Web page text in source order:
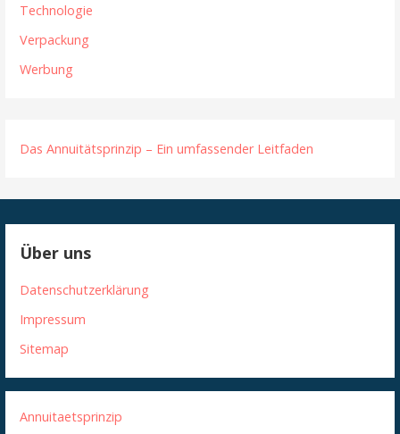
Technologie
Verpackung
Werbung
Das Annuitätsprinzip – Ein umfassender Leitfaden
Über uns
Datenschutzerklärung
Impressum
Sitemap
Annuitaetsprinzip